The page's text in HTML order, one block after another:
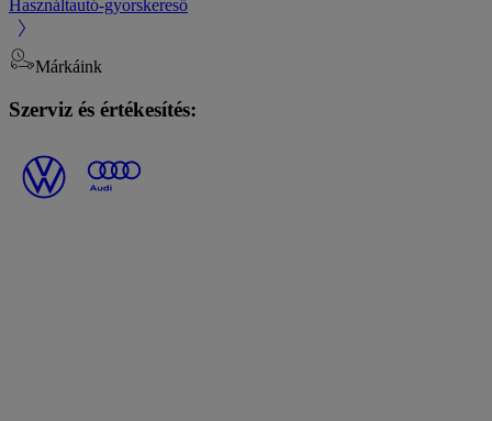
Használtautó-gyorskereső
Márkáink
Szerviz és értékesítés: